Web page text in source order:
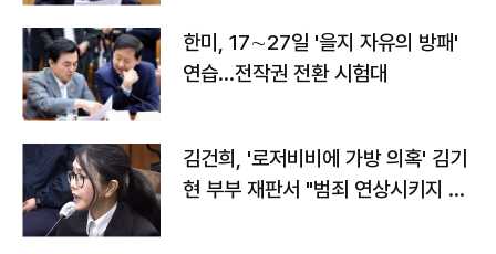
한미, 17∼27일 '을지 자유의 방패'
연습…전작권 전환 시험대
김건희, '로저비비에 가방 의혹' 김기
현 부부 재판서 "범죄 연상시키지 말